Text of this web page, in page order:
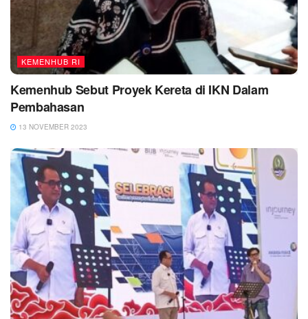
KEMENHUB RI
Kemenhub Sebut Proyek Kereta di IKN Dalam
Pembahasan
13 NOVEMBER 2023